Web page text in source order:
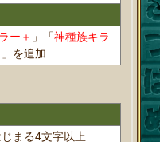
ー＋ 」「神種族キラ
」を追加
まる4文字以上